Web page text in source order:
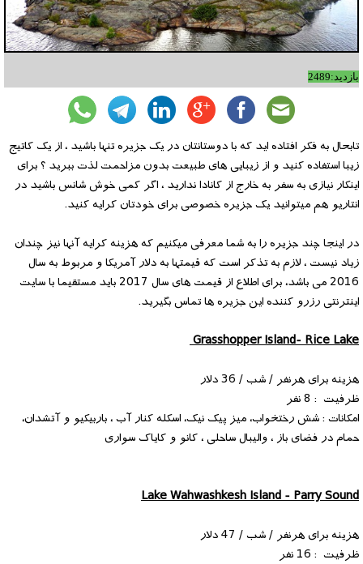
بازدید:2489
تابحال به فکر افتاده اید که با دوستانتان در یک جزیره تنها باشید ، از یک کاتیج
زیبا استفاده کنید و از زیبایی های طبیعت بدون مزاحمت لذت ببرید ؟ برای
اینکار نیازی به سفر به خارج از کانادا ندارید ، اگر کمی خوش شانس باشید در
انتاریو هم میتوانید یک جزیره خصوصی برای خودتان کرایه کنید.
در اینجا چند جزیره را به شما معرفی میکنیم که هزینه کرایه آنها نیز چندان
زیاد نیست ، لازم به تذکر است که قیمتها به دلار آمریکا و مربوط به سال
2016 می باشد، برای اطلاع از قیمت های سال 2017 باید مستقیما با سایت
اینترنتی رزرو کننده این جزیره ها تماس بگیرید.
Grasshopper Island- Rice Lake
هزینه برای هرنفر / شب / 36 دلار
ظرفیت : 8 نفر
امکانات : شش رختخواب، میز پیک نیک، اسکله کنار آب ، باربیکیو و آتشدان،
حمام در فضای باز ، والیبال ساحلی ، کانو و کایاک سواری
Lake Wahwashkesh Island - Parry Sound
هزینه برای هرنفر / شب / 47 دلار
ظرفیت : 16 نفر